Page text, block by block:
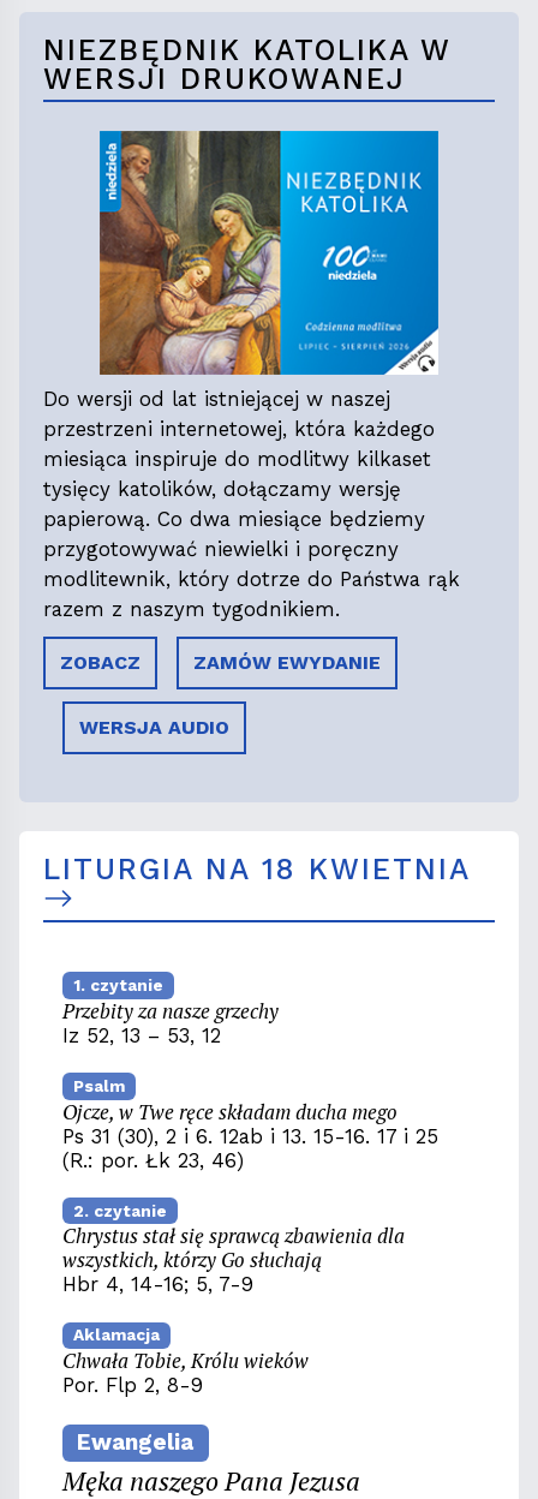
NIEZBĘDNIK KATOLIKA W
WERSJI DRUKOWANEJ
Do wersji od lat istniejącej w naszej
przestrzeni internetowej, która każdego
miesiąca inspiruje do modlitwy kilkaset
tysięcy katolików, dołączamy wersję
papierową. Co dwa miesiące będziemy
przygotowywać niewielki i poręczny
modlitewnik, który dotrze do Państwa rąk
razem z naszym tygodnikiem.
ZOBACZ ZAMÓW EWYDANIE
WERSJA AUDIO
LITURGIA NA 18 KWIETNIA
1. czytanie
Przebity za nasze grzechy
Iz 52, 13 – 53, 12
Psalm
Ojcze, w Twe ręce składam ducha mego
Ps 31 (30), 2 i 6. 12ab i 13. 15-16. 17 i 25
(R.: por. Łk 23, 46)
2. czytanie
Chrystus stał się sprawcą zbawienia dla
wszystkich, którzy Go słuchają
Hbr 4, 14-16; 5, 7-9
Aklamacja
Chwała Tobie, Królu wieków
Por. Flp 2, 8-9
Ewangelia
Męka naszego Pana Jezusa